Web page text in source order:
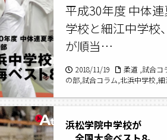
平成30年度 中体
学校と細江中学校
が順当…
2018/11/19 柔道 ,試合コ
の部,試合コラム,北浜中学校,
浜松学院中学校が